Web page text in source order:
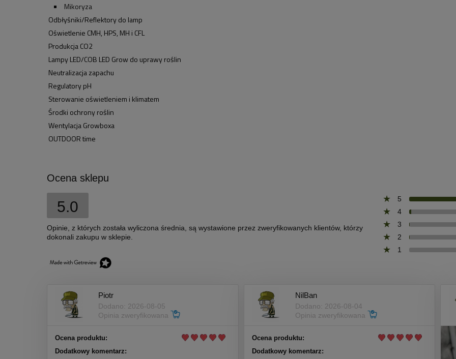
Mikoryza
Odbłyśniki/Reflektory do lamp
Oświetlenie CMH, HPS, MH i CFL
Produkcja CO2
Lampy LED/COB LED Grow do uprawy roślin
Neutralizacja zapachu
Regulatory pH
Sterowanie oświetleniem i klimatem
Środki ochrony roślin
Wentylacja Growboxa
OUTDOOR time
Ocena sklepu
5.0
Opinie, z których została wyliczona średnia, są wystawione przez zweryfikowanych klientów, którzy
dokonali zakupu w sklepie.
5
4
3
2
1
Piotr
Dodano: 2026-08-05
Opinia zweryfikowana
Ocena produktu:
Dodatkowy komentarz:
NilBan
Dodano: 2026-08-04
Opinia zweryfikowana
Ocena produktu:
Dodatkowy komentarz: